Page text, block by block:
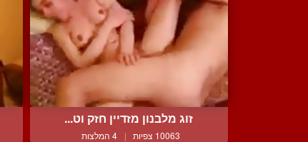
זוג מלבנון מזדיין חזק וט...
10063 צפיות | 4 המלצות